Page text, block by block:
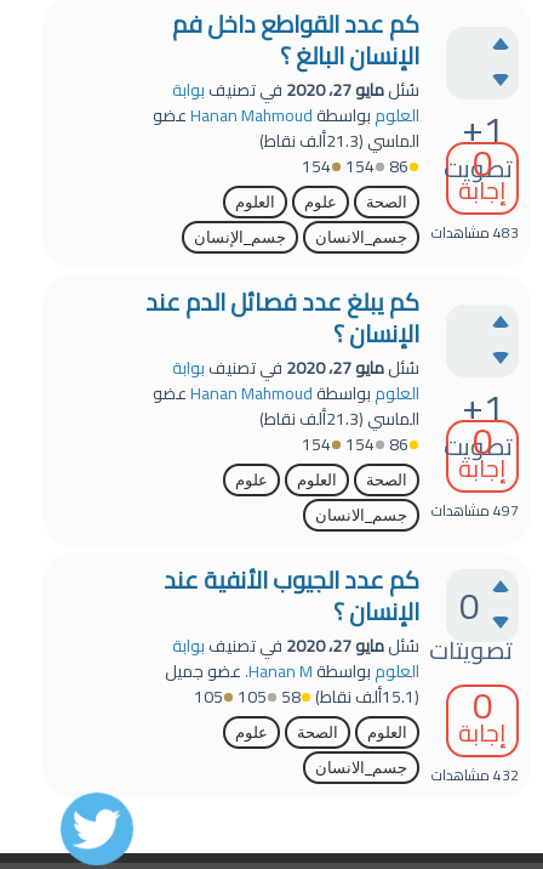
+1
تصويت
0
إجابة
483مشاهدات
كم عدد القواطع داخل فم
الإنسان البالغ ؟
سُئلمايو 27، 2020 في تصنيفبوابة
العلومبواسطةHanan Mahmoudعضو
الماسي(21.3ألف
نقاط)
86
154
154
الصحة علوم
العلوم
جسم_الانسان
جسم_الإنسان
+1
تصويت
0
إجابة
497مشاهدات
كم يبلغ عدد فصائل الدم عند
الإنسان ؟
سُئلمايو 27، 2020 في تصنيفبوابة
العلومبواسطةHanan Mahmoudعضو
الماسي(21.3ألف
نقاط)
86
154
154
الصحة العلوم
علوم
جسم_الانسان
0
تصويتات
0
إجابة
432مشاهدات
كم عدد الجيوب الأنفية عند
الإنسان ؟
سُئلمايو 27، 2020 في تصنيفبوابة
العلومبواسطةHanan M. عضو جميل
(15.1ألف نقاط) 58
105
105
العلوم الصحة
علوم
جسم_الانسان